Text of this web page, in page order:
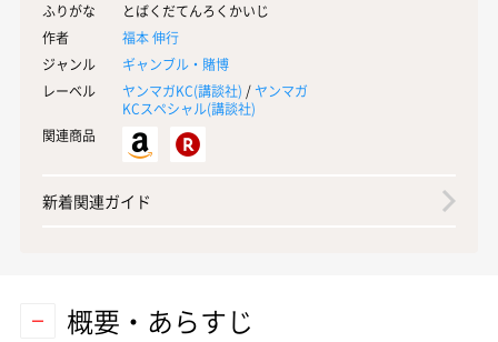
ふりがな
とばくだてんろくかいじ
作者
福本 伸行
ジャンル
ギャンブル・賭博
レーベル
ヤンマガKC(講談社) / ヤンマガ
KCスペシャル(講談社)
関連商品
新着関連ガイド
概要・あらすじ